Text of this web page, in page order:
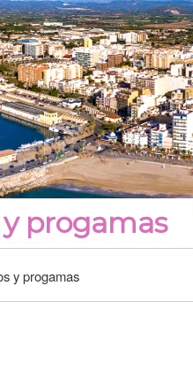
progamas
y progamas